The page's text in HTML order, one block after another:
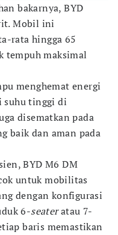
bakarnya, BYD
Mobil ini
rata hingga 65
tempuh maksimal
menghemat energi
suhu tinggi di
disematkan pada
baik dan aman pada
BYD M6 DM
untuk mobilitas
dengan konfigurasi
6-seateratau 7-
baris memastikan